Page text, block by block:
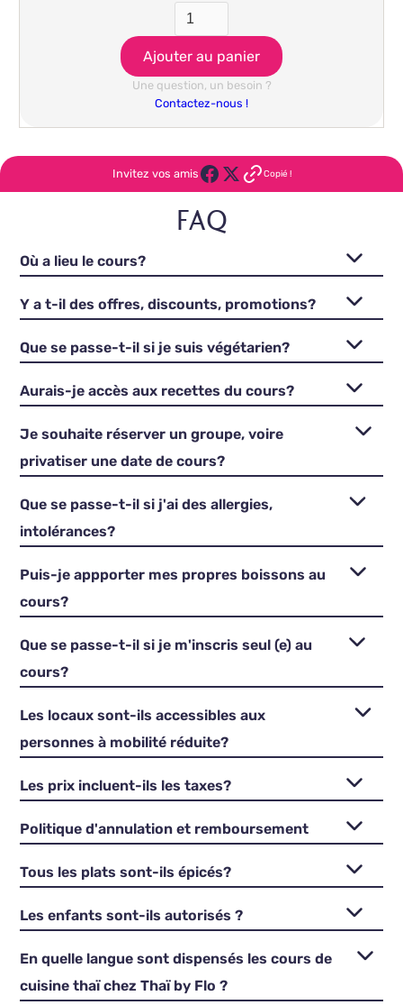
Une question, un besoin ?
Contactez-nous !
Invitez vos amis Copié !
FAQ
Où a lieu le cours?
Y a t-il des offres, discounts, promotions?
Que se passe-t-il si je suis végétarien?
Aurais-je accès aux recettes du cours?
Je souhaite réserver un groupe, voire
privatiser une date de cours?
Que se passe-t-il si j'ai des allergies,
intolérances?
Puis-je appporter mes propres boissons au
cours?
Que se passe-t-il si je m'inscris seul (e) au
cours?
Les locaux sont-ils accessibles aux
personnes à mobilité réduite?
Les prix incluent-ils les taxes?
Politique d'annulation et remboursement
Tous les plats sont-ils épicés?
Les enfants sont-ils autorisés ?
En quelle langue sont dispensés les cours de
cuisine thaï chez Thaï by Flo ?